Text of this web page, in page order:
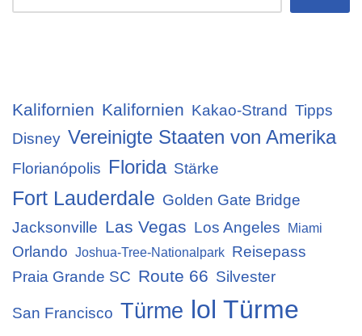
Kalifornien Kalifornien Kakao-Strand Tipps
Disney Vereinigte Staaten von Amerika
Florianópolis Florida Stärke
Fort Lauderdale Golden Gate Bridge
Jacksonville Las Vegas Los Angeles Miami
Orlando Joshua-Tree-Nationalpark Reisepass
Praia Grande SC Route 66 Silvester
San Francisco Türme lol Türme